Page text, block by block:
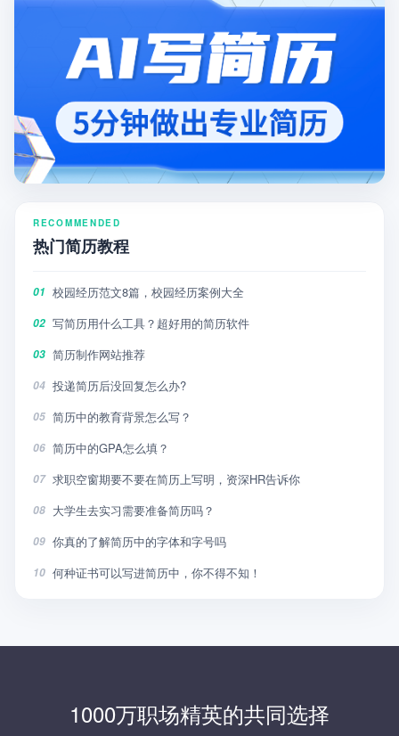
RECOMMENDED
热门简历教程
01 校园经历范文8篇，校园经历案例大全
02 写简历用什么工具？超好用的简历软件
03 简历制作网站推荐
04 投递简历后没回复怎么办?
05 简历中的教育背景怎么写？
06 简历中的GPA怎么填？
07 求职空窗期要不要在简历上写明，资深HR告诉你
08 大学生去实习需要准备简历吗？
09 你真的了解简历中的字体和字号吗
10 何种证书可以写进简历中，你不得不知！
1000万职场精英的共同选择